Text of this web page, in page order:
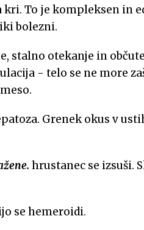
To je kompleksen in
bolezni.
stalno otekanje in
- telo se ne more
Grenek okus v
hrustanec se izsuši.
se hemeroidi.